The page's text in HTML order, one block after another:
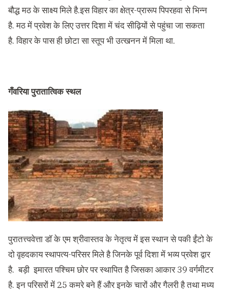
बौद्ध मठ के साक्ष्य मिले है.इस विहार का क्षेत्र-प्रारूप पिपरहवा से भिन्न
है. मठ में प्रवेश के लिए उत्तर दिशा में चंद सीढ़ियों से पहुंचा जा सकता
है. विहार के पास ही छोटा सा स्तूप भी उत्खनन में मिला था.
गँवरिया पुरातात्विक स्थल
पुरातत्त्ववेत्ता डॉ के एम श्रीवास्तव के नेतृत्व में इस स्थान से पकी ईंटो के
दो वृहदकाय स्थापत्य-परिसर मिले है जिनके पूर्व दिशा में भव्य प्रवेश द्वार
है. बड़ी इमारत पश्चिम छोर पर स्थापित है जिसका आकार 39 वर्गमीटर
है. इन परिसरों में 25 कमरे बने हैं और इनके चारों और गैलरी है तथा मध्य